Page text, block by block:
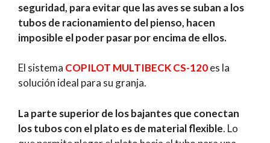
seguridad, para evitar que las aves se suban a los
tubos de racionamiento del pienso, hacen
imposible el poder pasar por encima de ellos.
El sistema COPILOT MULTIBECK CS-120es la
solución ideal para su granja.
La parte superior de los bajantes que conectan
los tubos con el plato es de material flexible. Lo